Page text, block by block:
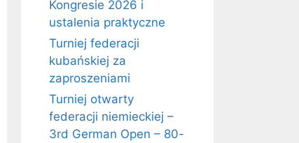
Kongresie 2026 i
ustalenia praktyczne
Turniej federacji
kubańskiej za
zaproszeniami
Turniej otwarty
federacji niemieckiej –
3rd German Open – 80-